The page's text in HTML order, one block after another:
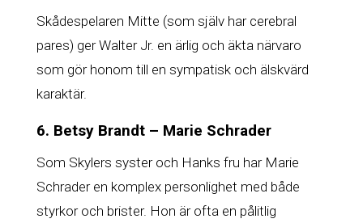
Skådespelaren Mitte (som själv har cerebral
pares) ger Walter Jr. en ärlig och äkta närvaro
som gör honom till en sympatisk och älskvärd
karaktär.
6. Betsy Brandt – Marie Schrader
Som Skylers syster och Hanks fru har Marie
Schrader en komplex personlighet med både
styrkor och brister. Hon är ofta en pålitlig